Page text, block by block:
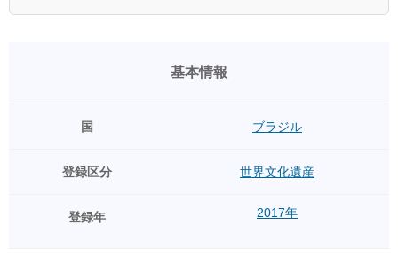
基本情報
国 ブラジル
登録区分 世界文化遺産
登録年 2017年